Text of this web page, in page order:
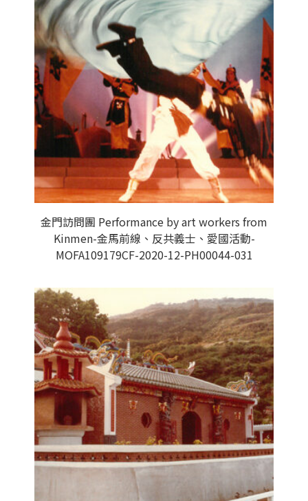
金門訪問團 Performance by art workers from
Kinmen-金馬前線、反共義士、愛國活動-
MOFA109179CF-2020-12-PH00044-031